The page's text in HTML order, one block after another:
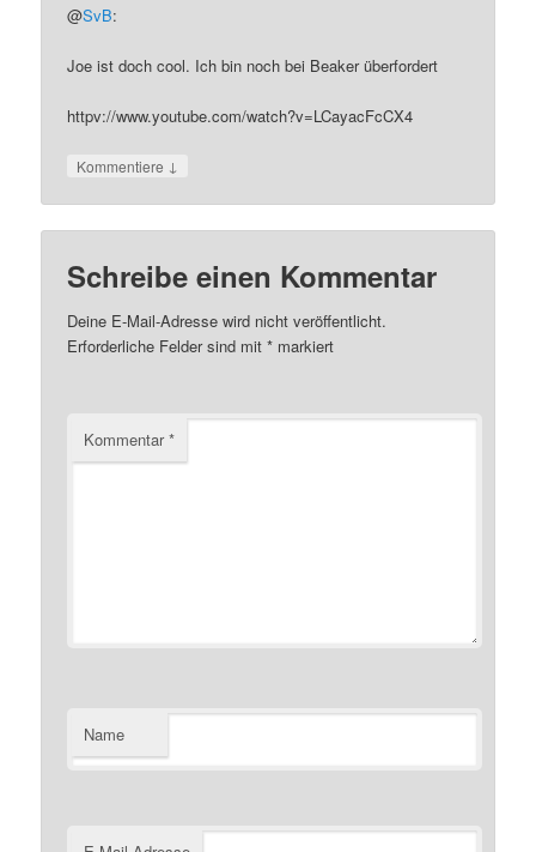
@SvB:
Joe ist doch cool. Ich bin noch bei Beaker überfordert
httpv://www.youtube.com/watch?v=LCayacFcCX4
Kommentiere ↓
Schreibe einen Kommentar
Deine E-Mail-Adresse wird nicht veröffentlicht.
Erforderliche Felder sind mit* markiert
Kommentar*
Name